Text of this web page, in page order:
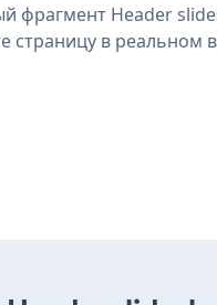
фрагмент Header
страницу в